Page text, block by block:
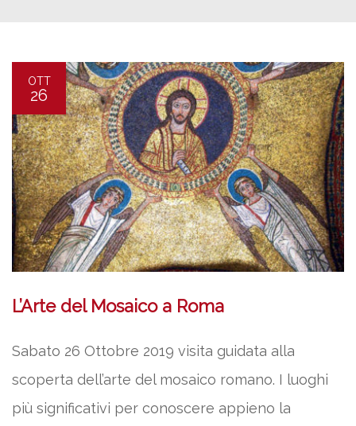
OTT
26
L’Arte del Mosaico a Roma
Sabato 26 Ottobre 2019 visita guidata alla
scoperta dell’arte del mosaico romano. I luoghi
più significativi per conoscere appieno la